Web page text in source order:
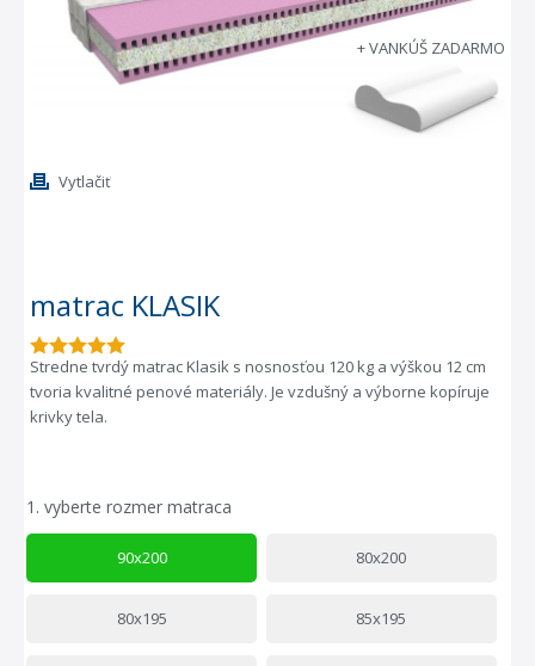
+ VANKÚŠ ZADARMO
Vytlačiť
matrac KLASIK
Stredne tvrdý matrac Klasik s nosnosťou 120 kg a výškou 12 cm
tvoria kvalitné penové materiály. Je vzdušný a výborne kopíruje
krivky tela.
1. vyberte rozmer matraca
90x200 80x200
80x195 85x195